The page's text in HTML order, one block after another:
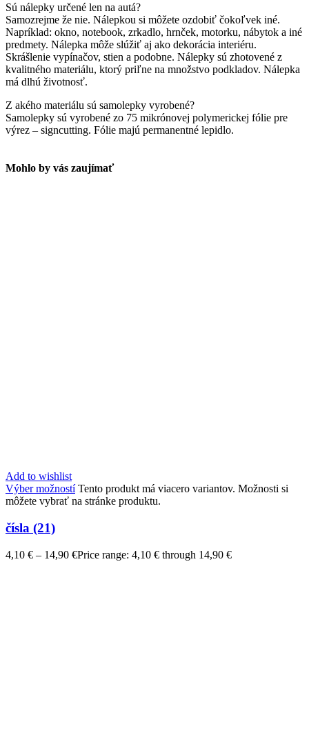
Sú nálepky určené len na autá?
Samozrejme že nie. Nálepkou si môžete ozdobiť čokoľvek iné.
Napríklad: okno, notebook, zrkadlo, hrnček, motorku, nábytok a iné
predmety. Nálepka môže slúžiť aj ako dekorácia interiéru.
Skrášlenie vypínačov, stien a podobne. Nálepky sú zhotovené z
kvalitného materiálu, ktorý priľne na množstvo podkladov. Nálepka
má dlhú životnosť.
Z akého materiálu sú samolepky vyrobené?
Samolepky sú vyrobené zo 75 mikrónovej polymerickej fólie pre
výrez – signcutting. Fólie majú permanentné lepidlo.
Mohlo by vás zaujímať
Add to wishlist
Výber možností Tento produkt má viacero variantov. Možnosti si
môžete vybrať na stránke produktu.
čísla (21)
4,10 € – 14,90 €Price range: 4,10 € through 14,90 €